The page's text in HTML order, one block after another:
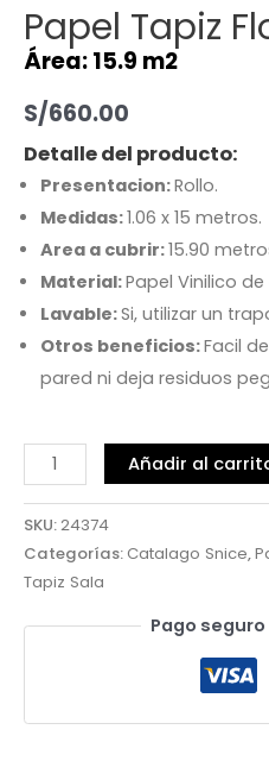
Papel Tapiz
Área: 15.9 m2
S/660.00
Detalle del producto:
Presentacion:Rollo.
Medidas:1.06 x 15 metros.
Area a cubrir:15.90
Material:Papel Vinilico
Lavable:Si, utilizar un
Otros beneficios:Facil
pared ni deja residuos
Añadir al
SKU:24374
Categorías:Catalago Snice,
Tapiz Sala
Pago